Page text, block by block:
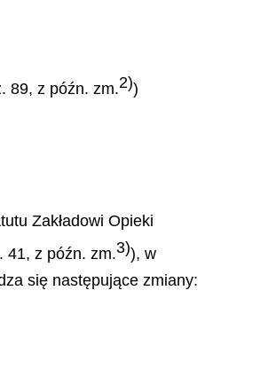
89, z późn. zm.2))
Zakładowi Opieki
41, z późn. zm.3)), w
się następujące zmiany: